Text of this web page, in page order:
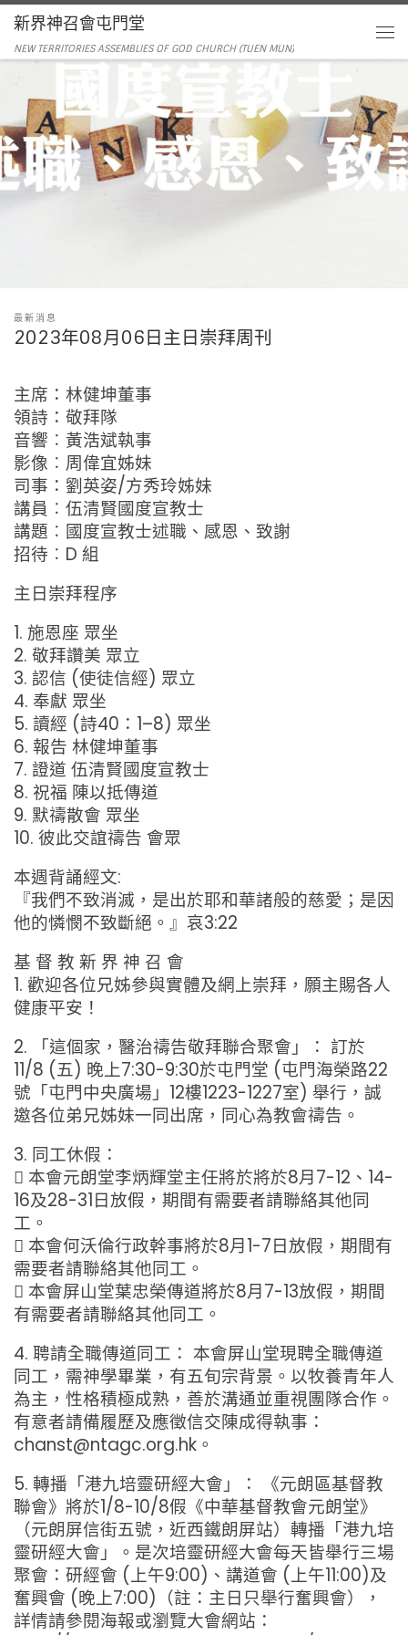
新界神召會屯門堂
NEW TERRITORIES ASSEMBLIES OF GOD CHURCH (TUEN MUN)
最新消息
2023年08月06日主日崇拜周刊
主席：林健坤董事
領詩：敬拜隊
音響︰黃浩斌執事
影像︰周偉宜姊妹
司事：劉英姿/方秀玲姊妹
講員︰伍清賢國度宣教士
講題︰國度宣教士述職、感恩、致謝
招待︰D 組
主日崇拜程序
1. 施恩座 眾坐
2. 敬拜讚美 眾立
3. 認信 (使徒信經) 眾立
4. 奉獻 眾坐
5. 讀經 (詩40：1–8) 眾坐
6. 報告 林健坤董事
7. 證道 伍清賢國度宣教士
8. 祝福 陳以抵傳道
9. 默禱散會 眾坐
10. 彼此交誼禱告 會眾
本週背誦經文:
『我們不致消滅，是出於耶和華諸般的慈愛；是因
他的憐憫不致斷絕。』哀3:22
基 督 教 新 界 神 召 會
1. 歡迎各位兄姊參與實體及網上崇拜，願主賜各人
健康平安！
2. 「這個家，醫治禱告敬拜聯合聚會」： 訂於
11/8 (五) 晚上7:30-9:30於屯門堂 (屯門海榮路22
號「屯門中央廣場」12樓1223-1227室) 舉行，誠
邀各位弟兄姊妹一同出席，同心為教會禱告。
3. 同工休假：
 本會元朗堂李炳輝堂主任將於將於8月7-12、14-
16及28-31日放假，期間有需要者請聯絡其他同
工。
 本會何沃倫行政幹事將於8月1-7日放假，期間有
需要者請聯絡其他同工。
 本會屏山堂葉忠榮傳道將於8月7-13放假，期間
有需要者請聯絡其他同工。
4. 聘請全職傳道同工： 本會屏山堂現聘全職傳道
同工，需神學畢業，有五旬宗背景。以牧養青年人
為主，性格積極成熟，善於溝通並重視團隊合作。
有意者請備履歷及應徵信交陳成得執事：
chanst@ntagc.org.hk。
5. 轉播「港九培靈研經大會」： 《元朗區基督教
聯會》將於1/8-10/8假《中華基督教會元朗堂》
（元朗屏信街五號，近西鐵朗屏站）轉播「港九培
靈研經大會」。是次培靈研經大會每天皆舉行三場
聚會：研經會 (上午9:00)、講道會 (上午11:00)及
奮興會 (晚上7:00)（註：主日只舉行奮興會），
詳情請參閱海報或瀏覽大會網站：